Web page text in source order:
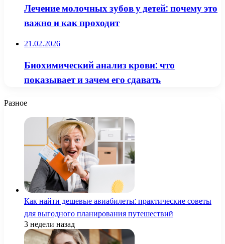
Лечение молочных зубов у детей: почему это
важно и как проходит
21.02.2026
Биохимический анализ крови: что
показывает и зачем его сдавать
Разное
Как найти дешевые авиабилеты: практические советы
для выгодного планирования путешествий
3 недели назад